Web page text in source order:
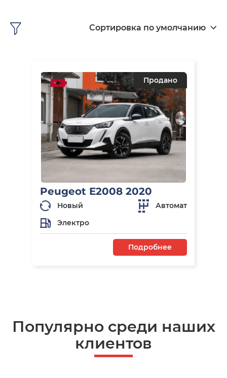
Сортировка по умолчанию
Продано
Peugeot E2008 2020
Новый
Автомат
Электро
Подробнее
Популярно среди наших
клиентов